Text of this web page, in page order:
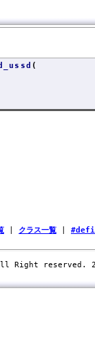
(
クラス一覧
Right reserved.